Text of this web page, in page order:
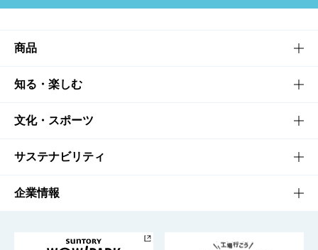
商品
商品TOP
商品一覧
商品発売情報
栄養成分一覧
知る・楽しむ
知る・楽しむTOP
キャンペーン
工場見学
文化・スポーツ
文化・スポーツTOP
サントリーホール
サステナビリティ
サステナビリティTOP
企業情報